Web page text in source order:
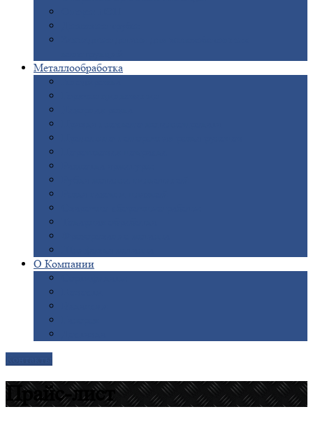
Металлообработка
О Компании
Прайс-лист